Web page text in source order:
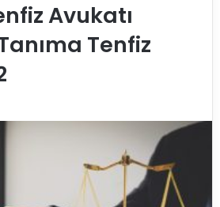
Avukatı
Tenfiz